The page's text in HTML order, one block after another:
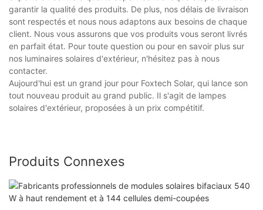
garantir la qualité des produits. De plus, nos délais de livraison
sont respectés et nous nous adaptons aux besoins de chaque
client. Nous vous assurons que vos produits vous seront livrés
en parfait état. Pour toute question ou pour en savoir plus sur
nos luminaires solaires d'extérieur, n'hésitez pas à nous
contacter.
Aujourd'hui est un grand jour pour Foxtech Solar, qui lance son
tout nouveau produit au grand public. Il s'agit de lampes
solaires d'extérieur, proposées à un prix compétitif.
Produits Connexes